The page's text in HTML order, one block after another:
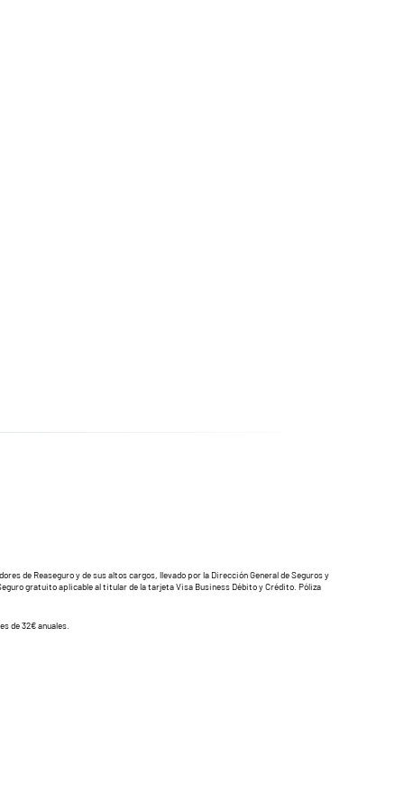
de Reaseguro y de sus altos cargos, llevado por la Dirección General de Seguros y
gratuito aplicable al titular de la tarjeta Visa Business Débito y Crédito. Póliza
de 32€ anuales.